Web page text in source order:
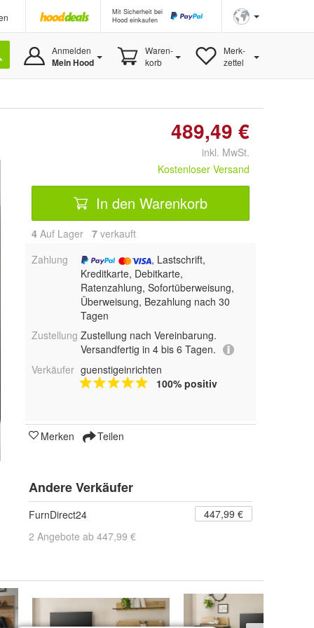
Mit Sicherheit bei
Hood einkaufen
Anmelden
Mein Hood
Waren-
korb
Merk-
zettel
489,49 €
inkl. MwSt.
Kostenloser Versand
In den Warenkorb
4 Auf Lager 7 verkauft
Zahlung
, Lastschrift,
Kreditkarte, Debitkarte,
Ratenzahlung, Sofortüberweisung,
Überweisung, Bezahlung nach 30
Tagen
Zustellung Zustellung nach Vereinbarung.
Versandfertig in 4 bis 6 Tagen.
Verkäufer guenstigeinrichten
100% positiv
Merken Teilen
Andere Verkäufer
FurnDirect24
447,99 €
2 Angebote ab 447,99 €